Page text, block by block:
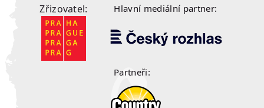
Zřizovatel: Hlavní mediální partner:
Partneři: